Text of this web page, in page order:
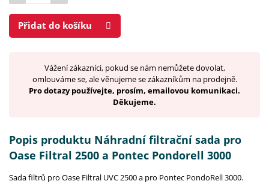
Přidat do košíku
Vážení zákazníci, pokud se nám nemůžete dovolat,
omlouváme se, ale věnujeme se zákazníkům na prodejně.
Pro dotazy používejte, prosím, emailovou komunikaci.
Děkujeme.
Popis produktu Náhradní filtrační sada pro
Oase Filtral 2500 a Pontec Pondorell 3000
Sada filtrů pro Oase Filtral UVC 2500 a pro Pontec PondoRell 3000.